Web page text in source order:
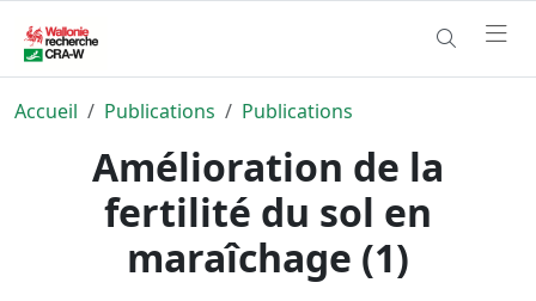
Accueil Publications Publications
Amélioration de la
fertilité du sol en
maraîchage (1)